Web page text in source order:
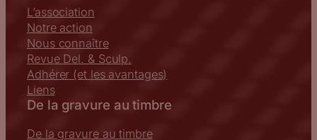
L’association
Notre action
Nous connaître
Revue Del. & Sculp.
Adhérer (et les avantages)
Liens
De la gravure au timbre
De la gravure au timbre